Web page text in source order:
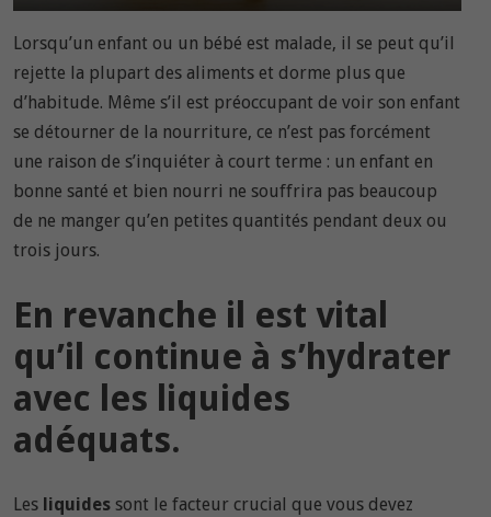
Lorsqu’un enfant ou un bébé est malade, il se peut qu’il
rejette la plupart des aliments et dorme plus que
d’habitude. Même s’il est préoccupant de voir son enfant
se détourner de la nourriture, ce n’est pas forcément
une raison de s’inquiéter à court terme : un enfant en
bonne santé et bien nourri ne souffrira pas beaucoup
de ne manger qu’en petites quantités pendant deux ou
trois jours.
En revanche il est vital
qu’il continue à s’hydrater
avec les liquides
adéquats.
Les liquides sont le facteur crucial que vous devez